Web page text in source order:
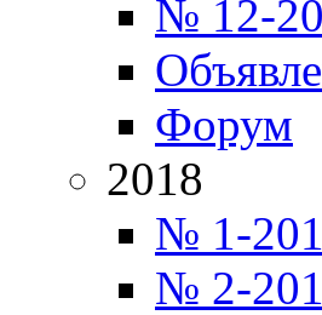
№ 12-
Форум
2018
№ 1-
№ 2-